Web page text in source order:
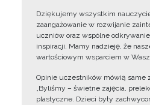
Dziękujemy wszystkim
zaangażowanie w rozwijanie
uczniów oraz wspólne
inspiracji. Mamy nadzieję, że
wartościowym wsparciem w
Opinie uczestników mówią same
„Byliśmy – świetne zajęcia,
plastyczne. Dzieci były